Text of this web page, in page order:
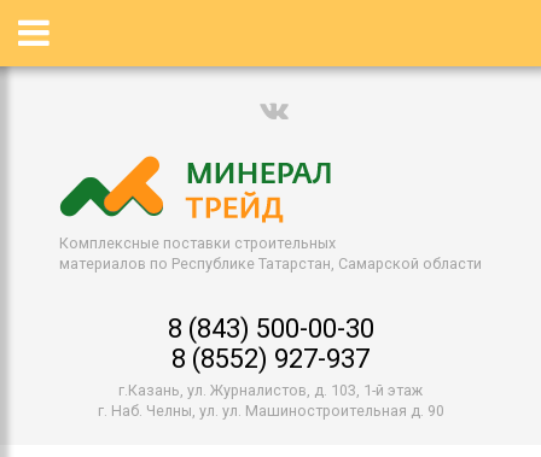
Комплексные поставки строительных
материалов по Республике Татарстан, Самарской области
8 (843) 500-00-30
8 (8552) 927-937
г.Казань, ул. Журналистов, д. 103, 1-й этаж
г. Наб. Челны, ул. ул. Машиностроительная д. 90